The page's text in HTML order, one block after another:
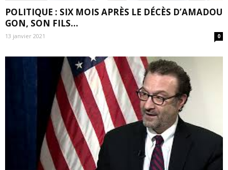
POLITIQUE : SIX MOIS APRÈS LE DÉCÈS D’AMADOU
GON, SON FILS...
13 janvier 2021 0